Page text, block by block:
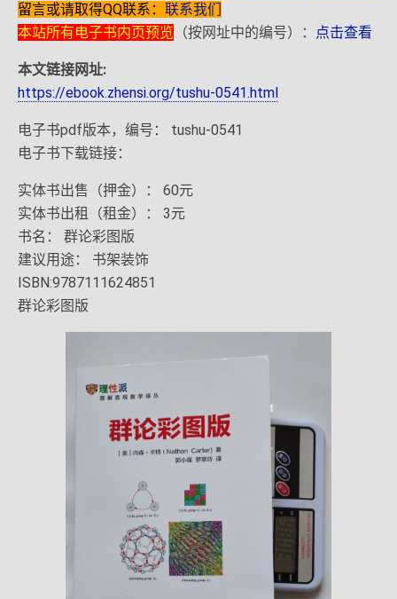
留言或请取得QQ联系： 联系我们
本站所有电子书内页预览 （按网址中的编号）： 点击查看
本文链接网址:
https://ebook.zhensi.org/tushu-0541.html
电子书pdf版本，编号： tushu-0541
电子书下载链接：
实体书出售（押金）： 60元
实体书出租（租金）： 3元
书名： 群论彩图版
建议用途： 书架装饰
ISBN:9787111624851
群论彩图版